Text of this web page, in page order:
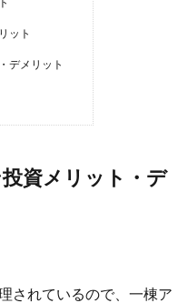
ット
デメリット
資メリット・デ
されているので、一棟ア